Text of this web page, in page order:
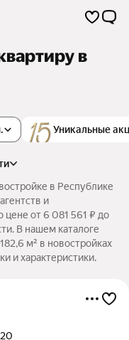
в
Уникальные
в Республике
и
цене от 6 081 561 ₽ до
В нашем каталоге
м² в новостройках
и характеристики.
20